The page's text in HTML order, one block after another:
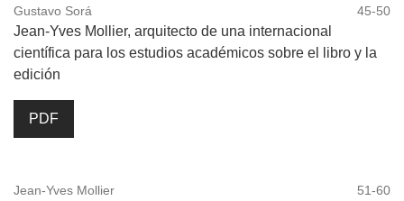
Gustavo Sorá 45-50
Jean-Yves Mollier, arquitecto de una internacional
científica para los estudios académicos sobre el libro y la
edición
PDF
Jean-Yves Mollier 51-60